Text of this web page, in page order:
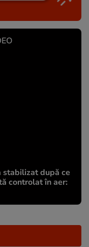
stabilizat după ce
controlat în aer: